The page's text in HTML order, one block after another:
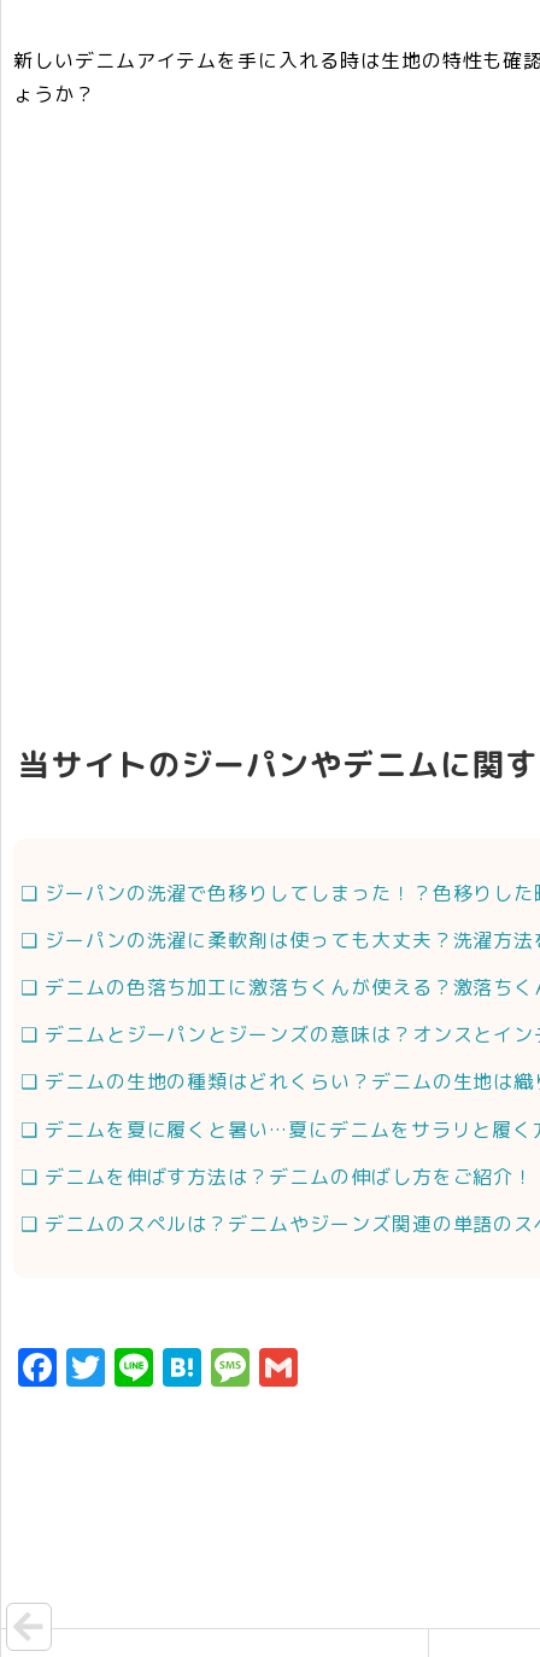
新しいデニムアイテムを手に入れる時は生地の特性も確
ょうか？
当サイトのジーパンやデニムに関
ジーパンの洗濯で色移りしてしまった！？色移りし
ジーパンの洗濯に柔軟剤は使っても大丈夫？洗濯方
デニムの色落ち加工に激落ちくんが使える？激落ち
デニムとジーパンとジーンズの意味は？オンスとイ
デニムの生地の種類はどれくらい？デニムの生地は
デニムを夏に履くと暑い…夏にデニムをサラリと履く
デニムを伸ばす方法は？デニムの伸ばし方をご紹介！
デニムのスペルは？デニムやジーンズ関連の単語の
F
a
k
T
w
Li
n
H
a
M
e